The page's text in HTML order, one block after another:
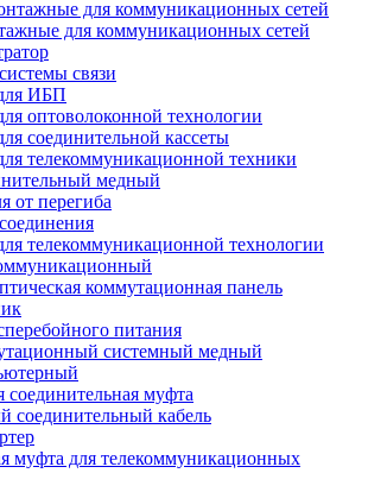
для коммуникационных сетей
связи
ИБП
оптоволоконной технологии
соединительной кассеты
телекоммуникационной техники
медный
от перегиба
телекоммуникационной технологии
коммутационная панель
питания
системный медный
соединительная муфта
соединительный кабель
муфта для телекоммуникационных